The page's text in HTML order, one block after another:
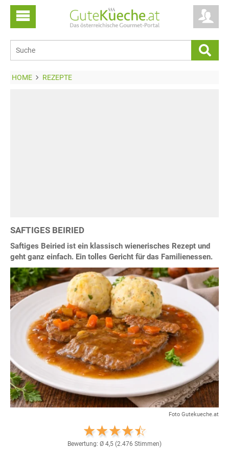
HOME REZEPTE
SAFTIGES BEIRIED
Saftiges Beiried ist ein klassisch wienerisches Rezept und
geht ganz einfach. Ein tolles Gericht für das Familienessen.
Foto Gutekueche.at
Bewertung: Ø 4,5 (2.476 Stimmen)